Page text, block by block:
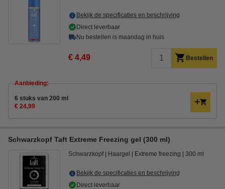
Bekijk de specificaties en beschrijving
Direct leverbaar
Nu bestellen is maandag in huis
€ 4,49 Bestellen
Aanbieding:
6 stuks van 200 ml
€ 24,99
Schwarzkopf Taft Extreme Freezing gel (300 ml)
Schwarzkopf Haargel Extreme freezing 300 ml
Bekijk de specificaties en beschrijving
Direct leverbaar